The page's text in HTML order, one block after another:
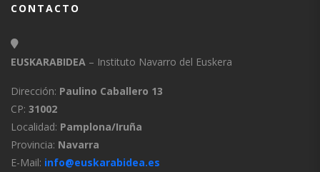
CONTACTO
EUSKARABIDEA – Instituto Navarro del Euskera
Dirección: Paulino Caballero 13
CP: 31002
Localidad: Pamplona/Iruña
Provincia: Navarra
E-Mail: info@euskarabidea.es